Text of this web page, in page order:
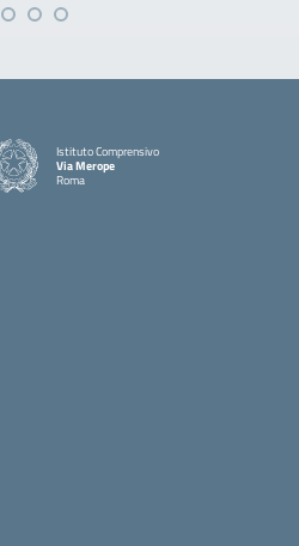
Istituto Comprensivo
Via Merope
Roma